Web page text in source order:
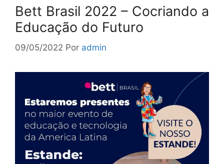
Bett Brasil 2022 – Cocriando a
Educação do Futuro
09/05/2022 Por admin